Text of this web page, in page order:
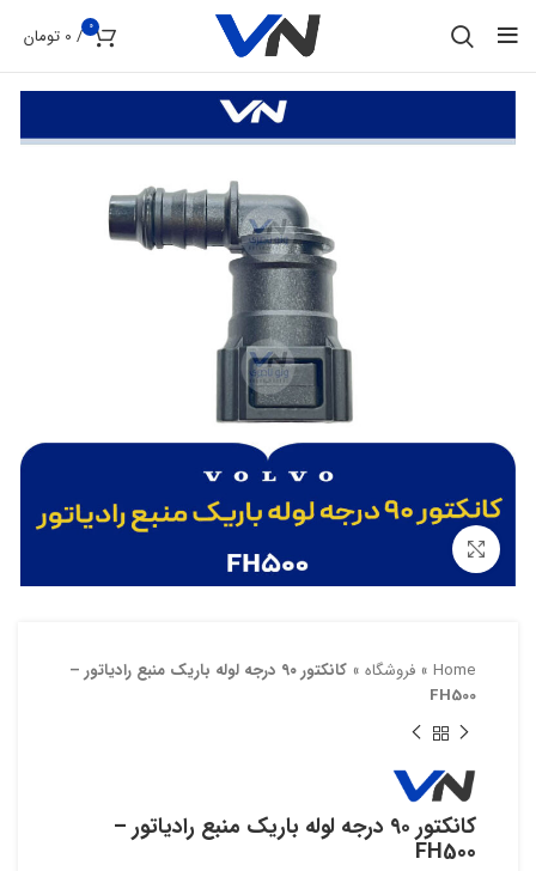
0
/
0 تومان
Home
» فروشگاه »
کانکتور ۹۰ درجه لوله باریک منبع رادیاتور –
FH500
کانکتور ۹۰ درجه لوله باریک منبع رادیاتور –
FH500